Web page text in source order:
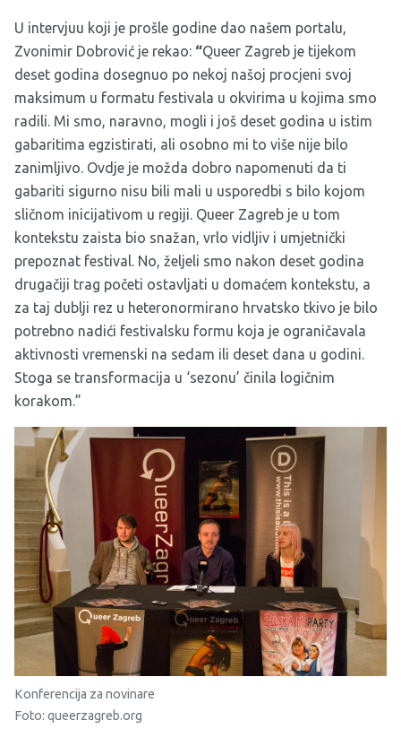
U intervjuu koji je prošle godine dao našem portalu,
Zvonimir Dobrović je rekao: “Queer Zagreb je tijekom
deset godina dosegnuo po nekoj našoj procjeni svoj
maksimum u formatu festivala u okvirima u kojima smo
radili. Mi smo, naravno, mogli i još deset godina u istim
gabaritima egzistirati, ali osobno mi to više nije bilo
zanimljivo. Ovdje je možda dobro napomenuti da ti
gabariti sigurno nisu bili mali u usporedbi s bilo kojom
sličnom inicijativom u regiji. Queer Zagreb je u tom
kontekstu zaista bio snažan, vrlo vidljiv i umjetnički
prepoznat festival. No, željeli smo nakon deset godina
drugačiji trag početi ostavljati u domaćem kontekstu, a
za taj dublji rez u heteronormirano hrvatsko tkivo je bilo
potrebno nadići festivalsku formu koja je ograničavala
aktivnosti vremenski na sedam ili deset dana u godini.
Stoga se transformacija u ‘sezonu’ činila logičnim
korakom.”
Konferencija za novinare
Foto: queerzagreb.org